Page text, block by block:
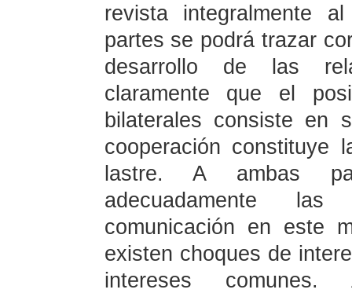
revista integralmente
partes se podrá trazar
desarrollo de las
claramente que el
bilaterales consiste en
cooperación
lastre. A ambas
adecuadamente
comunicación en este
existen choques de
intereses